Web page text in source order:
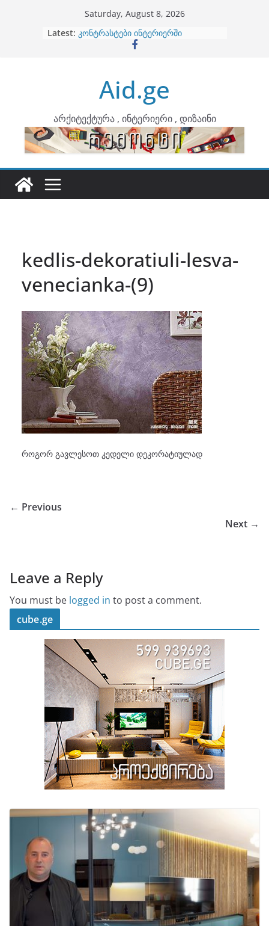
Saturday, August 8, 2026
Latest: ბინების გაერთიანება
კონტრასტები ინტერიერში
ინტერიერის დიზიანი
არტემიდი წარმოგიდგენთ
Aid.ge
არქიტექტურა , ინტერიერი , დიზაინი
kedlis-dekoratiuli-lesva-
venecianka-(9)
როგორ გავლესოთ კედელი დეკორატიულად
← Previous
Next →
Leave a Reply
You must be logged in to post a comment.
cube.ge